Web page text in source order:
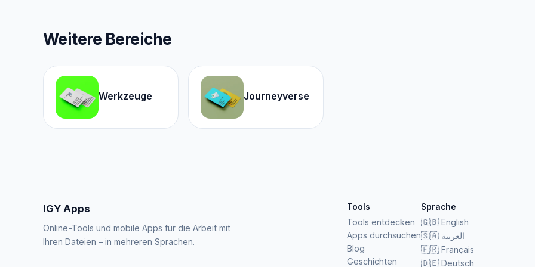
Weitere Bereiche
Werkzeuge Journeyverse
IGY Apps
Online-Tools und mobile Apps für die Arbeit mit
Ihren Dateien – in mehreren Sprachen.
Tools
Tools entdecken
Apps durchsuchen
Blog
Geschichten
Sprache
🇬🇧 English
🇸🇦 العربية
🇫🇷 Français
🇩🇪 Deutsch